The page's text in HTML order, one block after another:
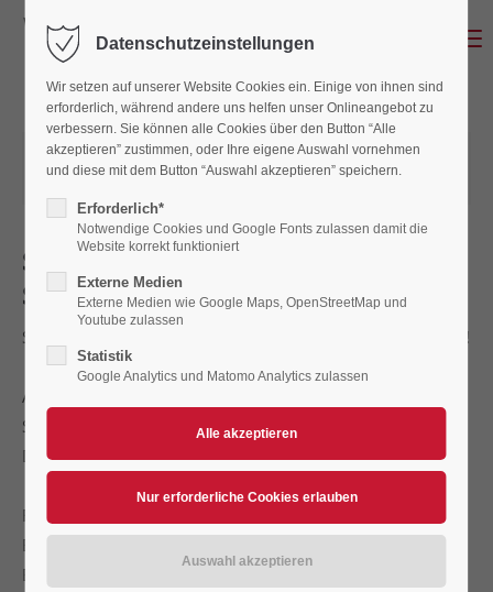
25.02.2024 18:13
von Claudia Patzak
Sportlerehrung 2023 ADAC
Südbayern
Sportlerehrung ADAC Südbayern, und die Devils mit dabei !
Am heutigen Sonntag fand die Sportlerehrung des ADAC
Südbayern statt, und der AC Landshut war mit zahlreichen
Devils vertreten.
Für ihre Platzierungen bei der Südbayerischen ADAC
Bahnsport Meisterschaft sowie bei der Süddeutschen
Bahnmeisterschaft wurden geehrt:
Datenschutzeinstellungen
Wir setzen auf unserer Website Cookies ein. Einige von ihnen sind
erforderlich, während andere uns helfen unser Onlineangebot zu
verbessern. Sie können alle Cookies über den Button “Alle
akzeptieren” zustimmen, oder Ihre eigene Auswahl vornehmen
und diese mit dem Button “Auswahl akzeptieren” speichern.
Erforderlich*
Notwendige Cookies und Google Fonts zulassen damit die
Website korrekt funktioniert
Externe Medien
Externe Medien wie Google Maps, OpenStreetMap und
Youtube zulassen
Statistik
Google Analytics und Matomo Analytics zulassen